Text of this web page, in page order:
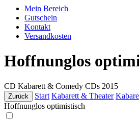
Mein Bereich
Gutschein
Kontakt
Versandkosten
Hoffnunglos
CD Kabarett & Comedy CDs 2015
Zurück Start Kabarett & Theater
Hoffnunglos optimistisch